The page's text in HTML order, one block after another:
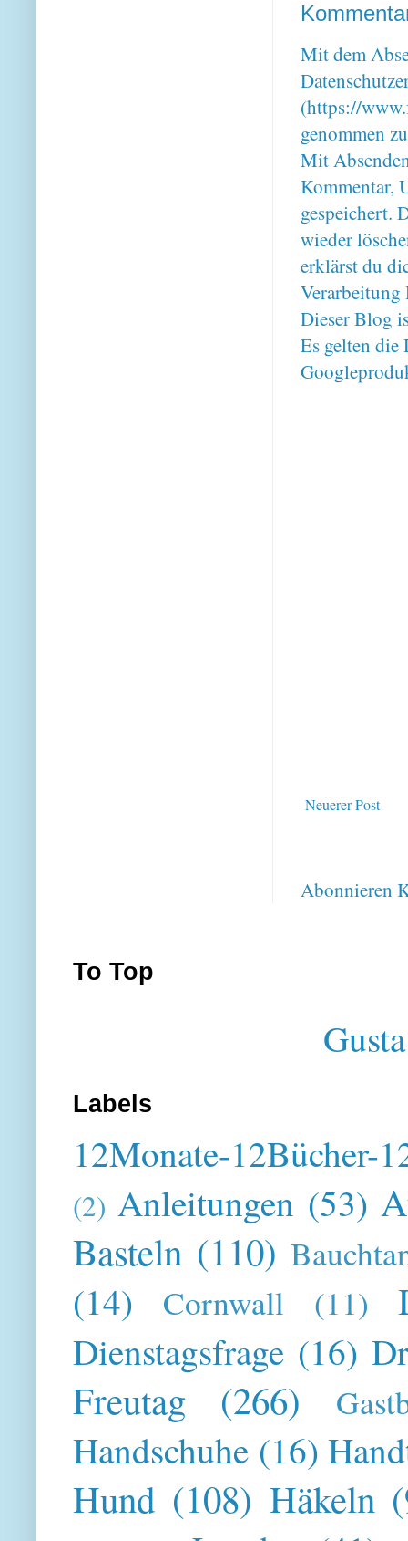
Mit dem
(https://
genommen
Mit
Kommentar,
gespeichert.
wieder
erklärst du
Verarbeitung
Dieser Blog
Es gelten
Neuerer Post
Abonnieren
To Top
Labels
12Monate-12Bücher-
(2) Anleitungen (53)
Basteln (110)
(14) Cornwall (11)
Dienstagsfrage (16)
Freutag (266)
Handschuhe (16)
Hund (108) Häkeln